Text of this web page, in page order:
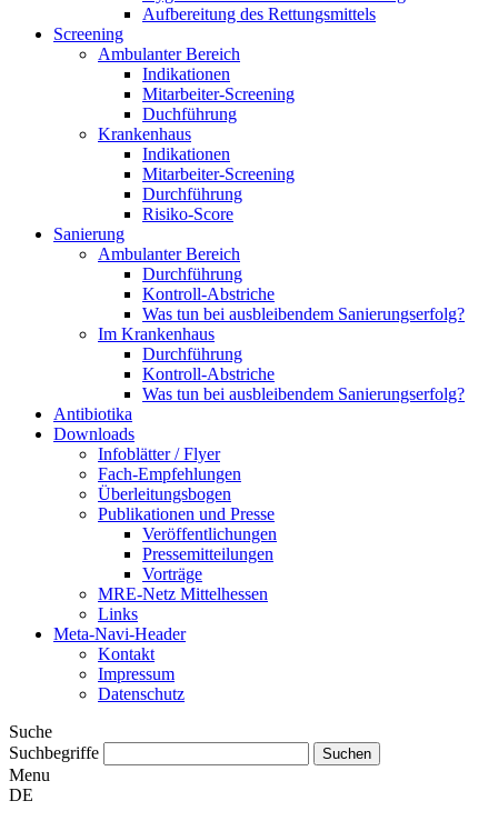
Aufbereitung des Rettungsmittels
Screening
Ambulanter Bereich
Indikationen
Mitarbeiter-Screening
Duchführung
Krankenhaus
Indikationen
Mitarbeiter-Screening
Durchführung
Risiko-Score
Sanierung
Ambulanter Bereich
Durchführung
Kontroll-Abstriche
Was tun bei ausbleibendem Sanierungserfolg?
Im Krankenhaus
Durchführung
Kontroll-Abstriche
Was tun bei ausbleibendem Sanierungserfolg?
Antibiotika
Downloads
Infoblätter / Flyer
Fach-Empfehlungen
Überleitungsbogen
Publikationen und Presse
Veröffentlichungen
Pressemitteilungen
Vorträge
MRE-Netz Mittelhessen
Links
Meta-Navi-Header
Kontakt
Impressum
Datenschutz
Suche
Suchbegriffe
Menu
DE